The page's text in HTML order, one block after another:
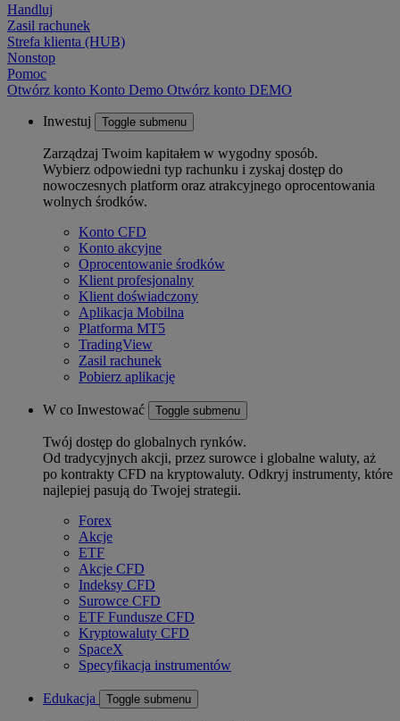
Handluj
Zasil rachunek
Strefa klienta (HUB)
Nonstop
Pomoc
Otwórz konto Konto Demo Otwórz konto DEMO
Inwestuj Toggle submenu
Zarządzaj Twoim kapitałem w wygodny sposób.
Wybierz odpowiedni typ rachunku i zyskaj dostęp do
nowoczesnych platform oraz atrakcyjnego oprocentowania
wolnych środków.
Konto CFD
Konto akcyjne
Oprocentowanie środków
Klient profesjonalny
Klient doświadczony
Aplikacja Mobilna
Platforma MT5
TradingView
Zasil rachunek
Pobierz aplikację
W co Inwestować Toggle submenu
Twój dostęp do globalnych rynków.
Od tradycyjnych akcji, przez surowce i globalne waluty, aż
po kontrakty CFD na kryptowaluty. Odkryj instrumenty, które
najlepiej pasują do Twojej strategii.
Forex
Akcje
ETF
Akcje CFD
Indeksy CFD
Surowce CFD
ETF Fundusze CFD
Kryptowaluty CFD
SpaceX
Specyfikacja instrumentów
Edukacja Toggle submenu